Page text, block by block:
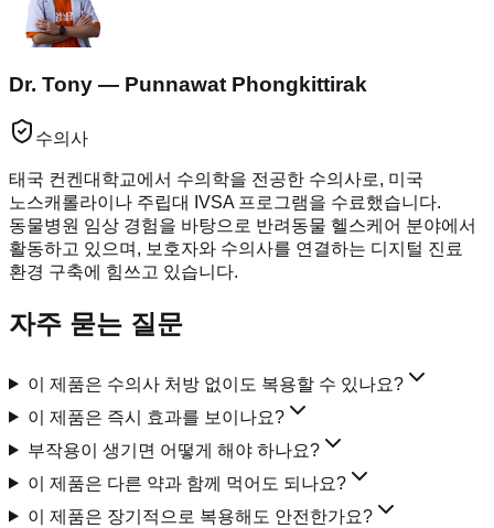
Dr. Tony — Punnawat Phongkittirak
수의사
태국 컨켄대학교에서 수의학을 전공한 수의사로, 미국
노스캐롤라이나 주립대 IVSA 프로그램을 수료했습니다.
동물병원 임상 경험을 바탕으로 반려동물 헬스케어 분야에서
활동하고 있으며, 보호자와 수의사를 연결하는 디지털 진료
환경 구축에 힘쓰고 있습니다.
자주 묻는 질문
이 제품은 수의사 처방 없이도 복용할 수 있나요?
이 제품은 즉시 효과를 보이나요?
부작용이 생기면 어떻게 해야 하나요?
이 제품은 다른 약과 함께 먹어도 되나요?
이 제품은 장기적으로 복용해도 안전한가요?